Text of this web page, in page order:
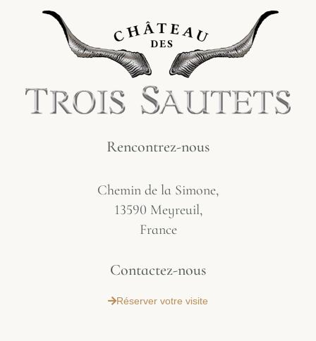
Rencontrez-nous
Chemin de la Simone,
13590 Meyreuil,
France
Contactez-nous
Réserver votre visite